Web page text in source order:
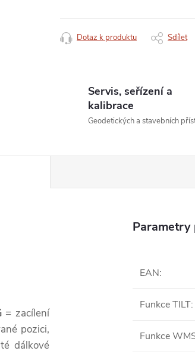
cena:
Dotaz k produktu Sdílet
Servis, seřízení a
kalibrace
Geodetických a stavebních
= zacílení
pozici,
dálkové
EAN:
Funkce TILT:
Funkce